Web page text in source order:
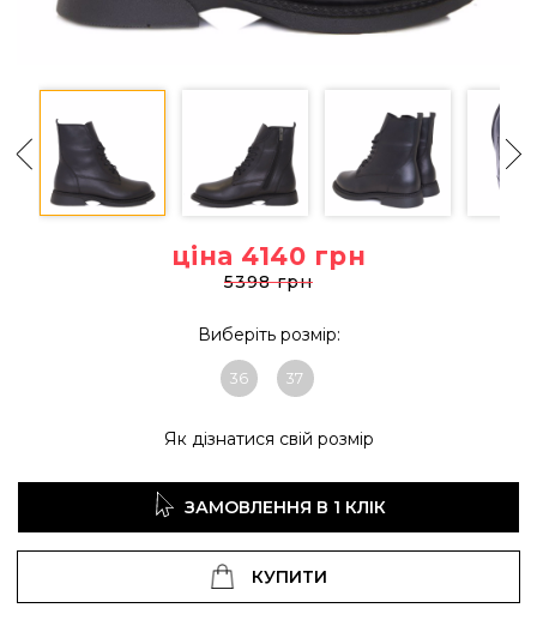
ціна 4140 грн
5398 грн
Виберіть розмір:
36 37
Як дізнатися свій розмір
ЗАМОВЛЕННЯ В 1 КЛІК
КУПИТИ